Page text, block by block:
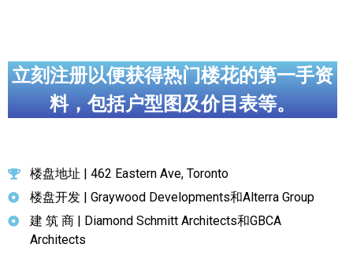
立刻注册以便获得热门楼花的第一手资
料，包括户型图及价目表等。
楼盘地址 | 462 Eastern Ave, Toronto
楼盘开发 | Graywood Developments和Alterra Group
建 筑 商 | Diamond Schmitt Architects和GBCA
Architects